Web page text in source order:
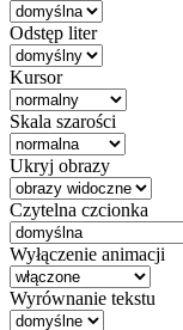
Odstęp liter
Kursor
Skala szarości
Ukryj obrazy
Czytelna czcionka
Wyłączenie animacji
Wyrównanie tekstu